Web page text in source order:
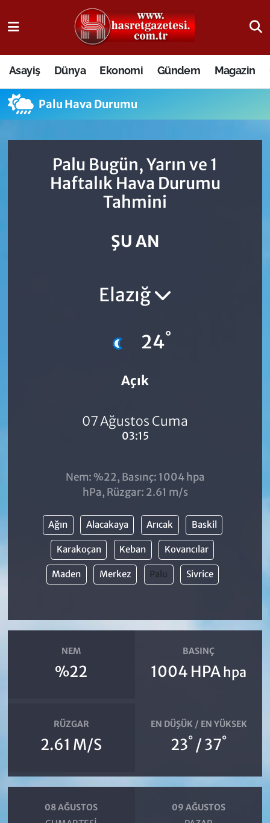
Asayiş Dünya Ekonomi Gündem Magazin
Palu Hava Durumu
Palu Bugün, Yarın ve 1
Haftalık Hava Durumu
Tahmini
ŞU AN
Elazığ
24°
Açık
07 Ağustos Cuma
03:15
Nem: %22, Basınç: 1004 hpa
hPa, Rüzgar: 2.61 m/s
Ağın Alacakaya Arıcak Baskil
Karakoçan Keban Kovancılar
Maden Merkez Palu Sivrice
NEM
%22
BASINÇ
1004 HPA hpa
RÜZGAR
2.61 M/S
EN DÜŞÜK / EN YÜKSEK
23° / 37°
08 AĞUSTOS 09 AĞUSTOS
Osmaniye Nöbetçi Eczaneler
Osmaniye Hava Durumu
Osmaniye Trafik Yoğunluk Haritası
Süper Lig Puan Durumu ve Fikstür
Tüm Manşetler
Son Dakika Haberleri